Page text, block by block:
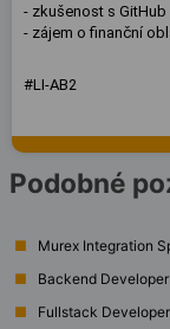
- zkušenost s
- zájem o finanční
#LI-AB2
Podobné
Murex Integration
Backend
Fullstack